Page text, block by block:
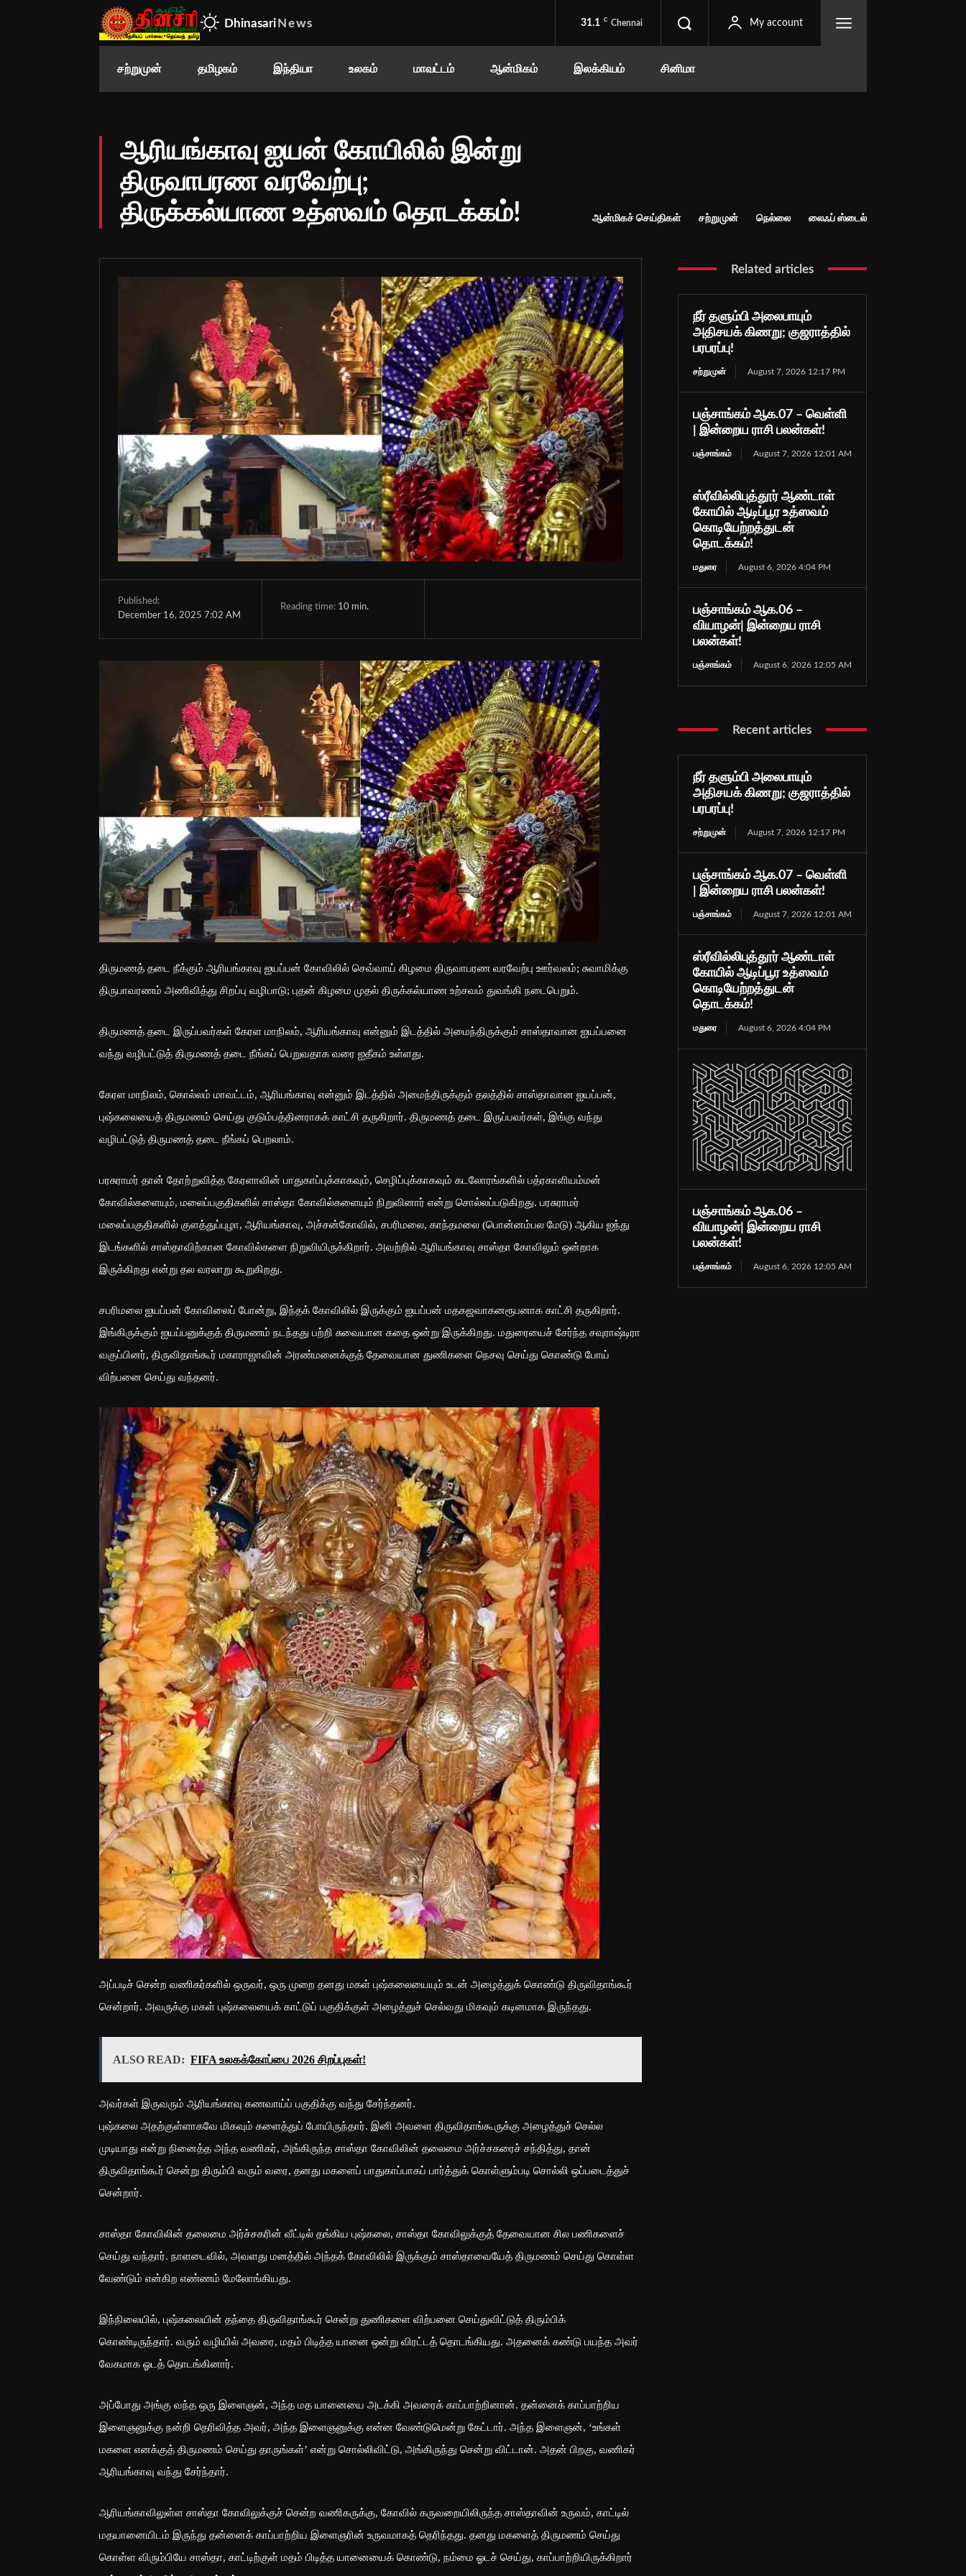
Dhinasari News 31.1 C Chennai My account
சற்றுமுன் தமிழகம் இந்தியா உலகம் மாவட்டம் ஆன்மிகம் இலக்கியம் சினிமா
ஆரியங்காவு ஐயன் கோயிலில் இன்று
திருவாபரண வரவேற்பு;
திருக்கல்யாண உத்ஸவம் தொடக்கம்!
ஆன்மிகச் செய்திகள் சற்றுமுன் நெல்லை லைஃப் ஸ்டைல்
Published:
December 16, 2025 7:02 AM
Reading time: 10min.
திருமணத் தடை நீக்கும் ஆரியங்காவு ஐயப்பன் கோவிலில் செவ்வாய் கிழமை திருவாபரண வரவேற்பு ஊர்வலம்; சுவாமிக்கு
திருபாவரணம் அணிவித்து சிறப்பு வழிபாடு; புதன் கிழமை முதல் திருக்கல்யாண உற்சவம் துவங்கி நடைபெறும்.
திருமணத் தடை இருப்பவர்கள் கேரள மாநிலம், ஆரியங்காவு என்னும் இடத்தில் அமைந்திருக்கும் சாஸ்தாவான ஐயப்பனை
வந்து வழிபட்டுத் திருமணத் தடை நீங்கப் பெறுவதாக வரை ஐதீகம் உள்ளது.
கேரள மாநிலம், கொல்லம் மாவட்டம், ஆரியங்காவு என்னும் இடத்தில் அமைந்திருக்கும் தலத்தில் சாஸ்தாவான ஐயப்பன்,
புஷ்கலையைத் திருமணம் செய்து குடும்பத்தினராகக் காட்சி தருகிறார். திருமணத் தடை இருப்பவர்கள், இங்கு வந்து
வழிபட்டுத் திருமணத் தடை நீங்கப் பெறலாம்.
பரசுராமர் தான் தோற்றுவித்த கேரளாவின் பாதுகாப்புக்காகவும், செழிப்புக்காகவும் கடலோரங்களில் பத்ரகாளியம்மன்
கோவில்களையும், மலைப்பகுதிகளில் சாஸ்தா கோவில்களையும் நிறுவினார் என்று சொல்லப்படுகிறது. பரசுராமர்
மலைப்பகுதிகளில் குளத்துப்புழா, ஆரியங்காவு, அச்சன்கோவில், சபரிமலை, காந்தமலை (பொன்னம்பல மேடு) ஆகிய ஐந்து
இடங்களில் சாஸ்தாவிற்கான கோவில்களை நிறுவியிருக்கிறார். அவற்றில் ஆரியங்காவு சாஸ்தா கோவிலும் ஒன்றாக
இருக்கிறது என்று தல வரலாறு கூறுகிறது.
சபரிமலை ஐயப்பன் கோவிலைப் போன்று, இந்தக் கோவிலில் இருக்கும் ஐயப்பன் மதகஜவாகனரூபனாக காட்சி தருகிறார்.
இங்கிருக்கும் ஐயப்பனுக்குத் திருமணம் நடந்தது பற்றி சுவையான கதை ஒன்று இருக்கிறது. மதுரையைச் சேர்ந்த சவுராஷ்டிரா
வகுப்பினர், திருவிதாங்கூர் மகாராஜாவின் அரண்மனைக்குத் தேவையான துணிகளை நெசவு செய்து கொண்டு போய்
விற்பனை செய்து வந்தனர்.
அப்படிச் சென்ற வணிகர்களில் ஒருவர், ஒரு முறை தனது மகள் புஷ்கலையையும் உடன் அழைத்துக் கொண்டு திருவிதாங்கூர்
சென்றார். அவருக்கு மகள் புஷ்கலையைக் காட்டுப் பகுதிக்குள் அழைத்துச் செல்வது மிகவும் கடினமாக இருந்தது.
ALSO READ: FIFA உலகக்கோப்பை 2026 சிறப்புகள்!
அவர்கள் இருவரும் ஆரியங்காவு கணவாய்ப் பகுதிக்கு வந்து சேர்ந்தனர்.
புஷ்கலை அதற்குள்ளாகவே மிகவும் களைத்துப் போயிருந்தார். இனி அவளை திருவிதாங்கூருக்கு அழைத்துச் செல்ல
முடியாது என்று நினைத்த அந்த வணிகர், அங்கிருந்த சாஸ்தா கோவிலின் தலைமை அர்ச்சகரைச் சந்தித்து, தான்
திருவிதாங்கூர் சென்று திரும்பி வரும் வரை, தனது மகளைப் பாதுகாப்பாகப் பார்த்துக் கொள்ளும்படி சொல்லி ஒப்படைத்துச்
சென்றார்.
சாஸ்தா கோவிலின் தலைமை அர்ச்சகரின் வீட்டில் தங்கிய புஷ்கலை, சாஸ்தா கோவிலுக்குத் தேவையான சில பணிகளைச்
செய்து வந்தார். நாளடைவில், அவளது மனத்தில் அந்தக் கோவிலில் இருக்கும் சாஸ்தாவையேத் திருமணம் செய்து கொள்ள
வேண்டும் என்கிற எண்ணம் மேலோங்கியது.
இந்நிலையில், புஷ்கலையின் தந்தை திருவிதாங்கூர் சென்று துணிகளை விற்பனை செய்துவிட்டுத் திரும்பிக்
கொண்டிருந்தார். வரும் வழியில் அவரை, மதம் பிடித்த யானை ஒன்று விரட்டத் தொடங்கியது. அதனைக் கண்டு பயந்த அவர்
வேகமாக ஓடத் தொடங்கினார்.
அப்போது அங்கு வந்த ஒரு இளைஞன், அந்த மத யானையை அடக்கி அவரைக் காப்பாற்றினான். தன்னைக் காப்பாற்றிய
இளைஞனுக்கு நன்றி தெரிவித்த அவர், அந்த இளைஞனுக்கு என்ன வேண்டுமென்று கேட்டார். அந்த இளைஞன், ‘உங்கள்
மகளை எனக்குத் திருமணம் செய்து தாருங்கள்’ என்று சொல்லிவிட்டு, அங்கிருந்து சென்று விட்டான். அதன் பிறகு, வணிகர்
ஆரியங்காவு வந்து சேர்ந்தார்.
ஆரியங்காவிலுள்ள சாஸ்தா கோவிலுக்குச் சென்ற வணிகருக்கு, கோவில் கருவறையிலிருந்த சாஸ்தாவின் உருவம், காட்டில்
மதயானையிடம் இருந்து தன்னைக் காப்பாற்றிய இளைஞரின் உருவமாகத் தெரிந்தது. தனது மகளைத் திருமணம் செய்து
கொள்ள விரும்பியே சாஸ்தா, காட்டிற்குள் மதம் பிடித்த யானையைக் கொண்டு, நம்மை ஓடச் செய்து, காப்பாற்றியிருக்கிறார்
Related articles
நீர் தளும்பி அலைபாயும்
அதிசயக் கிணறு; குஜராத்தில்
பரபரப்பு!
சற்றுமுன் August 7, 2026 12:17 PM
பஞ்சாங்கம் ஆக.07 – வெள்ளி
| இன்றைய ராசி பலன்கள்!
பஞ்சாங்கம் August 7, 2026 12:01 AM
ஸ்ரீவில்லிபுத்தூர் ஆண்டாள்
கோயில் ஆடிப்பூர உத்ஸவம்
கொடியேற்றத்துடன்
தொடக்கம்!
மதுரை August 6, 2026 4:04 PM
பஞ்சாங்கம் ஆக.06 –
வியாழன்| இன்றைய ராசி
பலன்கள்!
பஞ்சாங்கம் August 6, 2026 12:05 AM
Recent articles
நீர் தளும்பி அலைபாயும்
அதிசயக் கிணறு; குஜராத்தில்
பரபரப்பு!
சற்றுமுன் August 7, 2026 12:17 PM
பஞ்சாங்கம் ஆக.07 – வெள்ளி
| இன்றைய ராசி பலன்கள்!
பஞ்சாங்கம் August 7, 2026 12:01 AM
ஸ்ரீவில்லிபுத்தூர் ஆண்டாள்
கோயில் ஆடிப்பூர உத்ஸவம்
கொடியேற்றத்துடன்
தொடக்கம்!
மதுரை August 6, 2026 4:04 PM
பஞ்சாங்கம் ஆக.06 –
வியாழன்| இன்றைய ராசி
பலன்கள்!
பஞ்சாங்கம் August 6, 2026 12:05 AM